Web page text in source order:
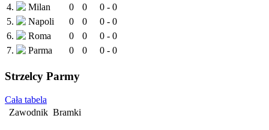
4.
Milan 0 0
0 - 0
5.
Napoli 0 0
0 - 0
6.
Roma 0 0
0 - 0
7.
Parma 0 0 0 - 0
Strzelcy Parmy
Cała tabela
Zawodnik Bramki